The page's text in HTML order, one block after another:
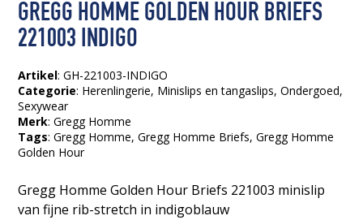
GREGG HOMME GOLDEN HOUR BRIEFS
221003 INDIGO
Artikel: GH-221003-INDIGO
Categorie: Herenlingerie, Minislips en tangaslips,Ondergoed,
Sexywear
Merk: Gregg Homme
Tags:Gregg Homme, Gregg Homme Briefs, Gregg Homme
Golden Hour
Gregg Homme Golden Hour Briefs 221003 minislip
van fijne rib-stretch in indigoblauw